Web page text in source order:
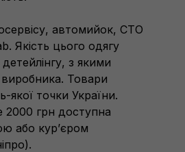
автомийок, СТО
Якість цього одягу
з якими
Товари
якої точки України.
грн доступна
або кур’єром